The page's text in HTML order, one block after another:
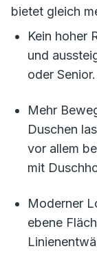
bietet gleich
Kein hoher
und
oder Senior.
Mehr
Duschen
vor allem
mit
Moderner
ebene